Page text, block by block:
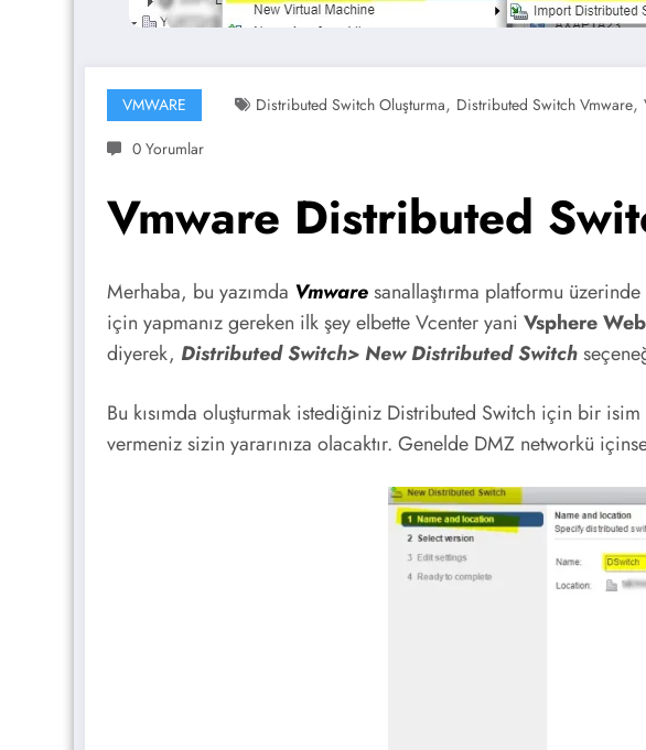
VMWARE Distributed Switch Oluşturma, Distributed Switch Vmware,
0 Yorumlar
Vmware Distributed
Merhaba, bu yazımda Vmwaresanallaştırma platformu üzerinde
için yapmanız gereken ilk şey elbette Vcenter yani Vsphere
diyerek, Distributed Switch> New Distributed Switch
Bu kısımda oluşturmak istediğiniz Distributed Switch için bir
vermeniz sizin yararınıza olacaktır. Genelde DMZ networkü